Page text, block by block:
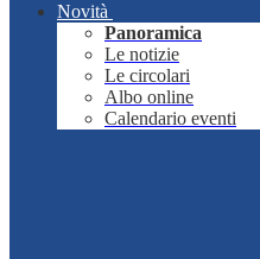
Novità
Panoramica
Le notizie
Le circolari
Albo online
Calendario eventi